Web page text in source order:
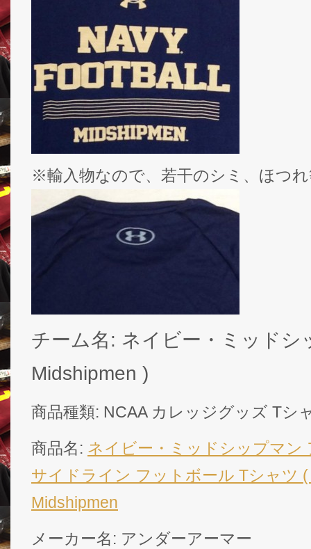
※輸入物なので、若干のシミ、ほつ
チーム名: ネイビー・ミッドシ
Midshipmen )
商品種類: NCAA カレッジグッズ Tシ
商品名: ネイビー・ミッドシップマン
サイドライン フットボール Tシャツ
Midshipmen
メーカー名: アンダーアーマー